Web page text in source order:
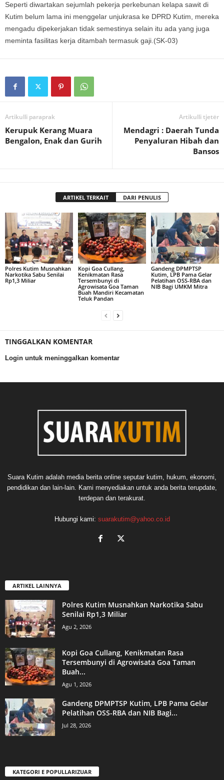
Seperti diwartakan sejumlah pekerja perkebunan kelapa sawit di
Kutim belum lama ini menggelar unjukrasa ke DPRD Kutim, mereka
mengadu dipekerjakan tidak semestinya selain itu ada yang juga
meminta fasilitas kerja ditambah termasuk gaji.(SK-03)
Artikulli paraprak
Kerupuk Kerang Muara
Bengalon, Enak dan Gurih
Artikulli tjetër
Mendagri : Daerah Tunda
Penyaluran Hibah dan
Bansos
ARTIKEL TERKAIT DARI PENULIS
Polres Kutim Musnahkan
Narkotika Sabu Senilai
Rp1,3 Miliar
Kopi Goa Cullang,
Kenikmatan Rasa
Tersembunyi di
Agrowisata Goa Taman
Buah Mandiri Kecamatan
Teluk Pandan
Gandeng DPMPTSP
Kutim, LPB Pama Gelar
Pelatihan OSS-RBA dan
NIB Bagi UMKM Mitra
TINGGALKAN KOMENTAR
Login untuk meninggalkan komentar
Suara Kutim adalah media berita online seputar kutim, hukum, ekonomi,
pendidikan dan lain-lain. Kami menyediakan untuk anda berita terupdate,
terdepan dan terakurat.
Hubungi kami: suarakutim@yahoo.co.id
ARTIKEL LAINNYA
Polres Kutim Musnahkan Narkotika Sabu
Senilai Rp1,3 Miliar
Agu 2, 2026
Kopi Goa Cullang, Kenikmatan Rasa
Tersembunyi di Agrowisata Goa Taman
Buah...
Agu 1, 2026
Gandeng DPMPTSP Kutim, LPB Pama Gelar
Pelatihan OSS-RBA dan NIB Bagi...
Jul 28, 2026
KATEGORI E POPULLARIZUAR